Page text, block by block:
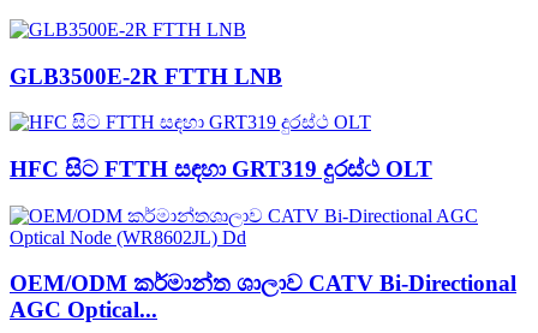
GLB3500E-2R FTTH LNB
HFC සිට FTTH සඳහා GRT319 දුරස්ථ OLT
OEM/ODM කර්මාන්ත ශාලාව CATV Bi-Directional
AGC Optical...